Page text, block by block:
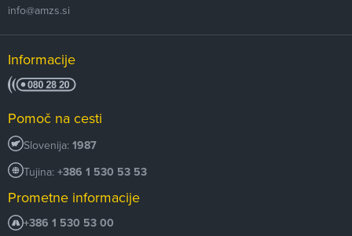
info@amzs.si
Informacije
Pomoč na cesti
Slovenija: 1987
Tujina: +386 1 530 53 53
Prometne informacije
+386 1 530 53 00